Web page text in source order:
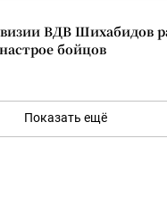
ВДВ Шихабидов
бойцов
Показать ещё